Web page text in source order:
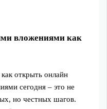
вложениями как
открыть онлайн
сегодня – это не
но честных шагов.